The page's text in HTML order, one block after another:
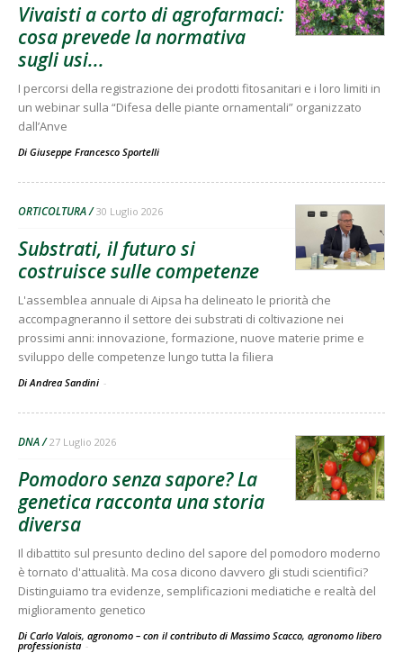
Vivaisti a corto di agrofarmaci:
cosa prevede la normativa
sugli usi...
I percorsi della registrazione dei prodotti fitosanitari e i loro limiti in
un webinar sulla “Difesa delle piante ornamentali” organizzato
dall’Anve
Di Giuseppe Francesco Sportelli
ORTICOLTURA 30 Luglio 2026
Substrati, il futuro si
costruisce sulle competenze
L'assemblea annuale di Aipsa ha delineato le priorità che
accompagneranno il settore dei substrati di coltivazione nei
prossimi anni: innovazione, formazione, nuove materie prime e
sviluppo delle competenze lungo tutta la filiera
Di Andrea Sandini -
DNA 27 Luglio 2026
Pomodoro senza sapore? La
genetica racconta una storia
diversa
Il dibattito sul presunto declino del sapore del pomodoro moderno
è tornato d'attualità. Ma cosa dicono davvero gli studi scientifici?
Distinguiamo tra evidenze, semplificazioni mediatiche e realtà del
miglioramento genetico
Di Carlo Valois, agronomo – con il contributo di Massimo Scacco, agronomo libero
professionista -